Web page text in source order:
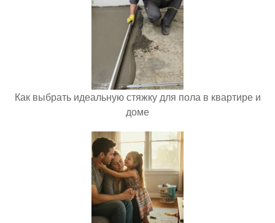
Как выбрать идеальную стяжку для пола в квартире и
доме